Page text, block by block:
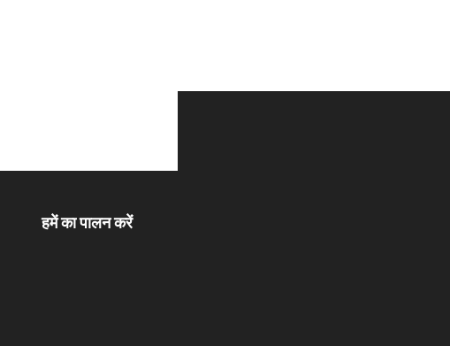
हमें का पालन करें